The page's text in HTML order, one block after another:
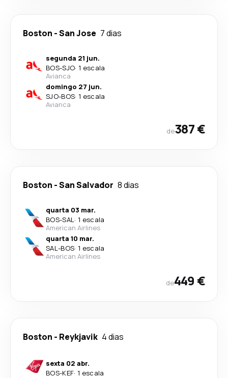
Boston -San Jose 7 dias
segunda 21 jun.
BOS-SJO· 1 escala
Avianca
domingo 27 jun.
SJO-BOS· 1 escala
Avianca
de387 €
Boston -San Salvador 8 dias
quarta 03 mar.
BOS-SAL· 1 escala
American Airlines
quarta 10 mar.
SAL-BOS· 1 escala
American Airlines
de449 €
Boston - Reykjavik 4 dias
sexta 02 abr.
BOS-KEF· 1 escala